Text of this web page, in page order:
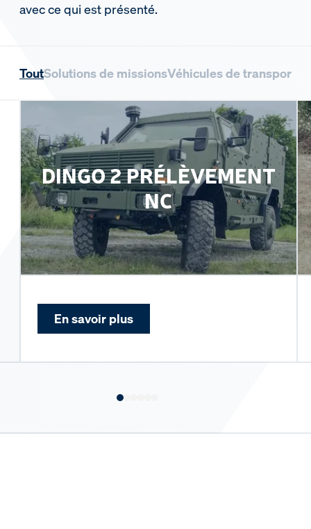
avec ce qui est présenté.
ToutSolutions de missionsVéhicules de transport
DINGO 2 PRÉLÈVEMENT
NC
En savoir plus